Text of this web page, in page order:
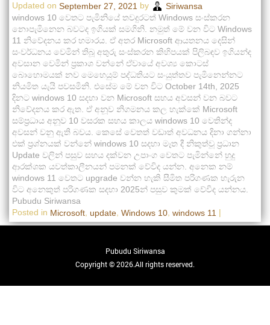
Updated on September 27, 2021 by
Siriwansa
windows 10 වෙතට පැමිනියේ තවදුරටත් Windows සංස්කරන
නොපැමිනෙන බවටද ඉගියක් සමගිනි. නමුත් මේ වන විට Windows
11 නිවේදනය කර හමාරය. ඒ අතර Microsoft ආයතනය දෙසින්
සංවර්ධනය වෙමින් තිබූ අතුරු සංස්කරන කිහිපයක් පිලිබඳව ඉගියන්ද
අවසාන වෙමින් ප්‍රකාශ වන්නේ ඒවායේ අවශ්‍ය කොටස්
බොහොමයක් නව මෙහෙයුම් පද්ධතියට සංයුත්තව පැමිනෙන්නට
නියමිත යැයි පවසමිනි. එසේම මේ වන විට October 14th, 2025
දිනට windows 10 සදහා වන Microsoft සහය අවසන් වන බවට
නිවේදනය කර ඇත. ඒ අනූව නිගමනය කල හැක්කේ Microsoft
සම්ප්‍රධාය අනූව 10 වසරක සහය කාලය windows 10 වෙතින්ද
අවසන් වනු ඇති බවය. කෙසේ වෙතත් වඩාත් අවධනය දිනා ගන්නා
එක් ප්‍රශ්නයක් වන්නේ windows 10 සදහා මෑත දී නිකුත්වූ ප්‍රධාන
Update වලින් පසුව සහය දක්වන උපාංග වෙතට පැමින්නේ හුදු
ආරක්ශක යවත්කාලීනයන් පමනක් වේවිද යන්න. අනෙක නම්
windows 11 වෙතට upgrade වන්න හැකි සීමිත පරිගණක හැරුන
විට අනෙකුත් පරිගණක සදහා 2025න් පසුව කුමක් වේවිද යන්නය.
Pubudu Siriwansa
Posted in Microsoft update Windows 10 windows 11 |
Copyright © 2026.All rights reserved.
Pubudu Siriwansa